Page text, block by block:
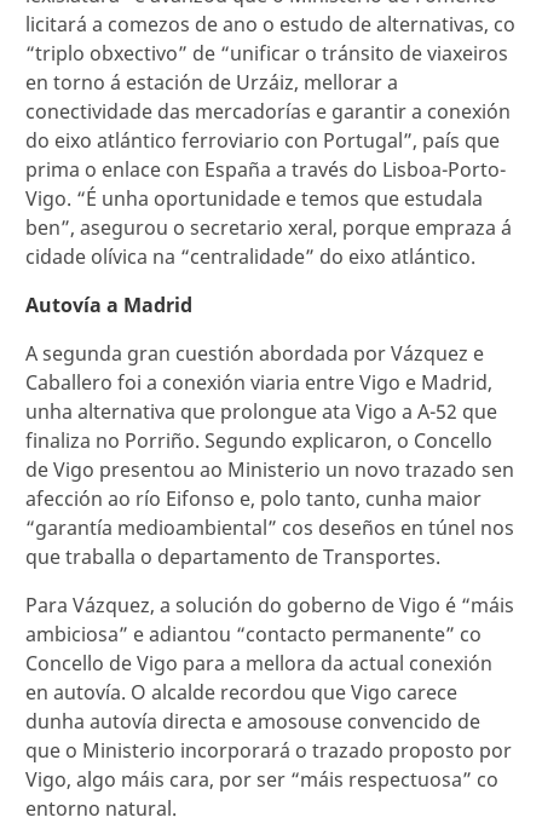
licitará a comezos de ano o estudo de alternativas, co
“triplo obxectivo” de “unificar o tránsito de viaxeiros
en torno á estación de Urzáiz, mellorar a
conectividade das mercadorías e garantir a conexión
do eixo atlántico ferroviario con Portugal”, país que
prima o enlace con España a través do Lisboa-Porto-
Vigo. “É unha oportunidade e temos que estudala
ben”, asegurou o secretario xeral, porque empraza á
cidade olívica na “centralidade” do eixo atlántico.
Autovía a Madrid
A segunda gran cuestión abordada por Vázquez e
Caballero foi a conexión viaria entre Vigo e Madrid,
unha alternativa que prolongue ata Vigo a A-52 que
finaliza no Porriño. Segundo explicaron, o Concello
de Vigo presentou ao Ministerio un novo trazado sen
afección ao río Eifonso e, polo tanto, cunha maior
“garantía medioambiental” cos deseños en túnel nos
que traballa o departamento de Transportes.
Para Vázquez, a solución do goberno de Vigo é “máis
ambiciosa” e adiantou “contacto permanente” co
Concello de Vigo para a mellora da actual conexión
en autovía. O alcalde recordou que Vigo carece
dunha autovía directa e amosouse convencido de
que o Ministerio incorporará o trazado proposto por
Vigo, algo máis cara, por ser “máis respectuosa” co
entorno natural.